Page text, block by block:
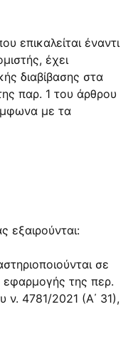
επικαλείται έναντι
έχει
διαβίβασης στα
παρ. 1 του άρθρου
με τα
εξαιρούνται:
σε
της περ.
ν. 4781/2021 (Α΄ 31),